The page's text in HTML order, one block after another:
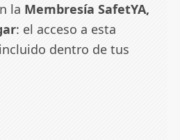
la Membresía SafetYA,
: el acceso a esta
dentro de tus